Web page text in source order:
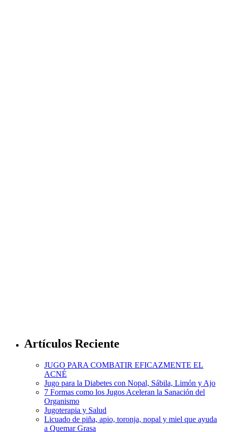
Artículos Reciente
JUGO PARA COMBATIR EFICAZMENTE EL
ACNÉ
Jugo para la Diabetes con Nopal, Sábila, Limón y Ajo
7 Formas como los Jugos Aceleran la Sanación del
Organismo
Jugoterapia y Salud
Licuado de piña, apio, toronja, nopal y miel que ayuda
a Quemar Grasa